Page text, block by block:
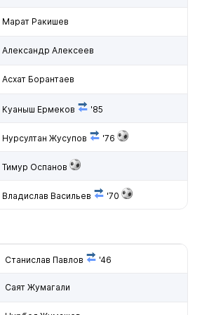
Марат Ракишев
Александр Алексеев
Асхат Борантаев
Куаныш Ермеков '85
Нурсултан Жусупов '76
Тимур Оспанов
Владислав Васильев '70
Станислав Павлов '46
Саят Жумагали